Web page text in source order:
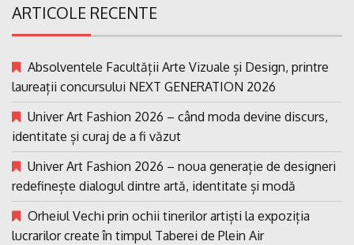
ARTICOLE RECENTE
Absolventele Facultății Arte Vizuale și Design, printre
laureații concursului NEXT GENERATION 2026
Univer Art Fashion 2026 – când moda devine discurs,
identitate și curaj de a fi văzut
Univer Art Fashion 2026 – noua generație de designeri
redefinește dialogul dintre artă, identitate și modă
Orheiul Vechi prin ochii tinerilor artiști la expoziția
lucrarilor create în timpul Taberei de Plein Air